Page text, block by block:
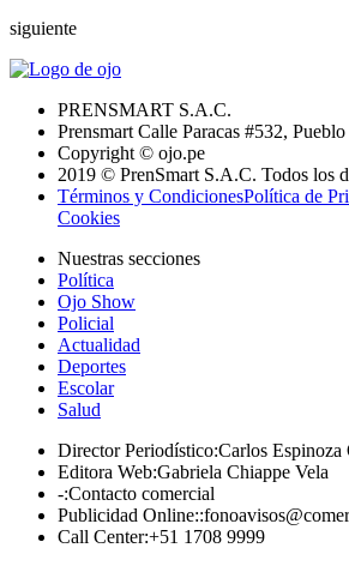
siguiente
PRENSMART S.A.C.
Prensmart Calle Paracas #532,
Copyright © ojo.pe
2019 © PrenSmart S.A.C. Todos los
Términos y CondicionesPolítica de
Cookies
Nuestras secciones
Política
Ojo Show
Policial
Actualidad
Deportes
Escolar
Salud
Director Periodístico:Carlos Espinoza
Editora Web:Gabriela Chiappe Vela
-:Contacto comercial
Publicidad Online::
Call Center:+51 1708 9999